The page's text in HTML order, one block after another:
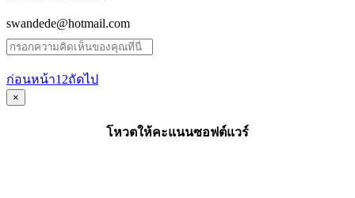
swandede@hotmail.com
ก่อนหน้า1 2ถัดไป
×
โหวตให้คะแนนซอฟต์แวร์